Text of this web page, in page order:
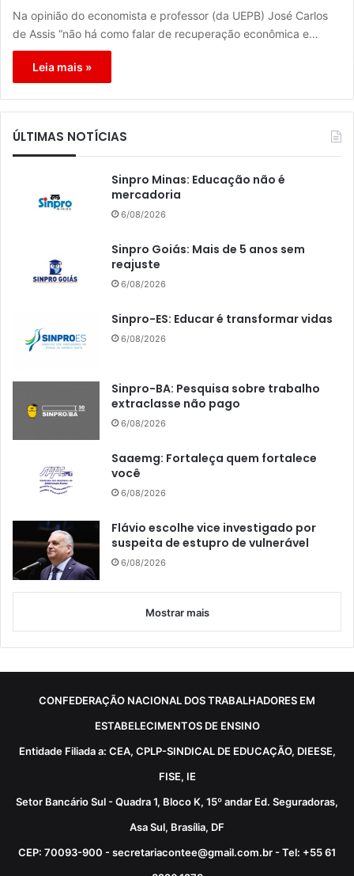
Na opinião do economista e professor (da UEPB) José Carlos
de Assis “não há como falar de recuperação econômica e…
Leia mais »
ÚLTIMAS NOTÍCIAS
Sinpro Minas: Educação não é
mercadoria
6/08/2026
Sinpro Goiás: Mais de 5 anos sem
reajuste
6/08/2026
Sinpro-ES: Educar é transformar vidas
6/08/2026
Sinpro-BA: Pesquisa sobre trabalho
extraclasse não pago
6/08/2026
Saaemg: Fortaleça quem fortalece
você
6/08/2026
Flávio escolhe vice investigado por
suspeita de estupro de vulnerável
6/08/2026
Mostrar mais
CONFEDERAÇÃO NACIONAL DOS TRABALHADORES EM
ESTABELECIMENTOS DE ENSINO
Entidade Filiada a: CEA, CPLP-SINDICAL DE EDUCAÇÃO, DIEESE,
FISE, IE
Setor Bancário Sul - Quadra 1, Bloco K, 15º andar Ed. Seguradoras,
Asa Sul, Brasília, DF
CEP: 70093-900 - secretariacontee@gmail.com.br - Tel: +55 61